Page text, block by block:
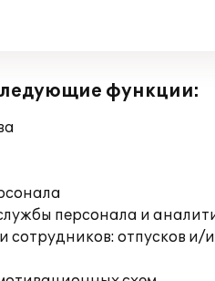
функции:
персонала и
сотрудников: отпусков и/